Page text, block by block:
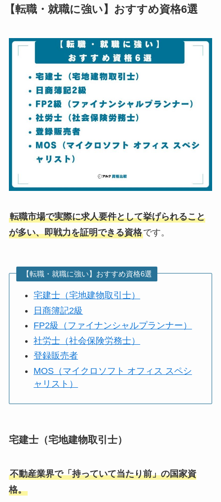
【転職・就職に強い】おすすめ資格6選
転職市場で実際に求人要件として挙げられること
が多い、即戦力を証明できる資格です。
【転職・就職に強い】おすすめ資格6選
宅建士（宅地建物取引士）
日商簿記2級
FP2級（ファイナンシャルプランナー）
社労士（社会保険労務士）
登録販売者
MOS（マイクロソフト オフィス スペシ
ャリスト）
宅建士（宅地建物取引士）
不動産業界で「持っていて当たり前」の国家資
格。